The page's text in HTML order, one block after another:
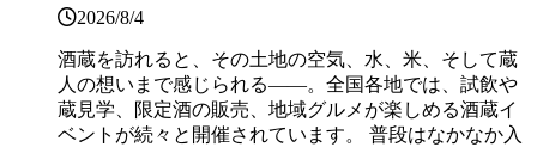
2026/8/4
酒蔵を訪れると、その土地の空気、水、米、そして蔵
人の想いまで感じられる——。全国各地では、試飲や
蔵見学、限定酒の販売、地域グルメが楽しめる酒蔵イ
ベントが続々と開催されています。 普段はなかなか入